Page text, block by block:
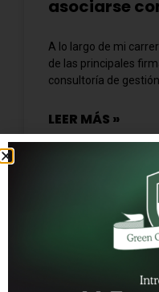
asociarse
A lo largo de mi
de las principales
consultoría de
LEER MÁS »